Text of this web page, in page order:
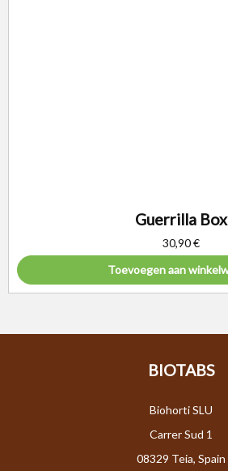
Guerrilla Box
30,90€
Toevoegen aan
BIOTABS
Biohorti SLU
Carrer Sud 1
08329 Teia, Spain